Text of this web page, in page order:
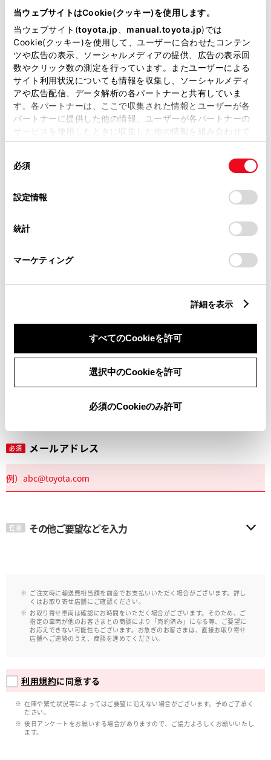
当ウェブサイトはCookie(クッキー)を使用します。
当ウェブサイト(toyota.jp manual.toyota.jp)では
Cookie(クッキー)を使用して、ユーザーに合わせたコンテン
ツや広告の表示、ソーシャルメディアの提供、広告の表示回
数やクリック数の測定を行っています。またユーザーによる
サイト利用状況についても情報を収集し、ソーシャルメディ
アや広告配信、データ解析の各パートナーと共有していま
す。各パートナーは、ここで収集された情報とユーザーが各
パートナーに提供した他の情報、ユーザーが各パートナーの
サービスを使用したときに収集した他の情報を組み合わせて
使用することがあります。当ウェブサイトの使用を続行する
デバイスにすべてのCookie(クッキー)が保存されることに同
意したことになります。Cookie(クッキー)のオプトアウト、
設定の変更、同意を撤回したりするにあたっては、当社の
「Cookie（クッキー）情報の取り扱いについて
」をご覧くだ
必須
設定情報
統計
マーケティング
詳細を表示
すべてのCookieを許可
選択中のCookieを許可
必須のCookieのみ許可
必須 郵便番号
住所自動入力
必須 都道府県
必須 市区町村名
丁目番地
必須 メールアドレス
任意 その他ご要望などを入力
ご注文時に輸送費相当額を前金でお支払いいただく場合がございます。詳し
くはお取り寄せ店舗にご確認ください。
お取り寄せ車両は確認にお時間をいただく場合がございます。そのため、ご
指定の車両が他のお客さまとの商談により「売約済み」になる等、ご要望に
お応えできない可能性もございます。お急ぎのお客さまは、直接お取り寄せ
店舗へご連絡のうえ、商談を進めてください。
利用規約に同意する
在庫や繁忙状況等によってはご要望に沿えない場合がございます。予めご了承く
ださい。
後日アンケ―トをお願いする場合がありますので、ご協力よろしくお願いいたし
ます。